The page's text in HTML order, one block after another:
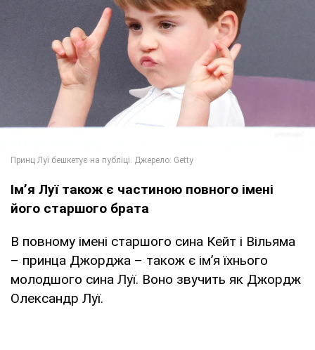
Імʼя Луї також є частиною повного імені
його старшого брата
В повному імені старшого сина Кейт і Вільяма
– принца Джорджа – також є імʼя їхнього
молодшого сина Луї. Воно звучить як Джордж
Олександр Луї.